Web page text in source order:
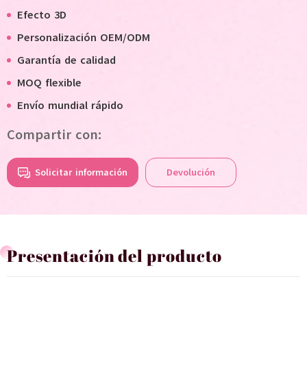
Efecto 3D
Personalización OEM/ODM
Garantía de calidad
MOQ flexible
Envío mundial rápido
Compartir con:
Solicitar información Devolución
Presentación del producto